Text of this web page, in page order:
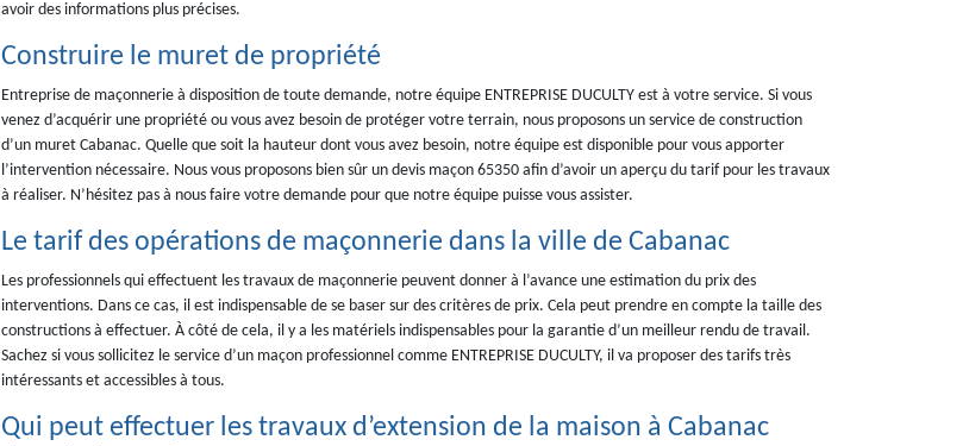
avoir des informations plus précises.
Construire le muret de propriété
Entreprise de maçonnerie à disposition de toute demande, notre équipe ENTREPRISE DUCULTY est à votre service. Si vous
venez d’acquérir une propriété ou vous avez besoin de protéger votre terrain, nous proposons un service de construction
d’un muret Cabanac. Quelle que soit la hauteur dont vous avez besoin, notre équipe est disponible pour vous apporter
l’intervention nécessaire. Nous vous proposons bien sûr un devis maçon 65350 afin d’avoir un aperçu du tarif pour les travaux
à réaliser. N’hésitez pas à nous faire votre demande pour que notre équipe puisse vous assister.
Le tarif des opérations de maçonnerie dans la ville de Cabanac
Les professionnels qui effectuent les travaux de maçonnerie peuvent donner à l’avance une estimation du prix des
interventions. Dans ce cas, il est indispensable de se baser sur des critères de prix. Cela peut prendre en compte la taille des
constructions à effectuer. À côté de cela, il y a les matériels indispensables pour la garantie d’un meilleur rendu de travail.
Sachez si vous sollicitez le service d’un maçon professionnel comme ENTREPRISE DUCULTY, il va proposer des tarifs très
intéressants et accessibles à tous.
Qui peut effectuer les travaux d’extension de la maison à Cabanac